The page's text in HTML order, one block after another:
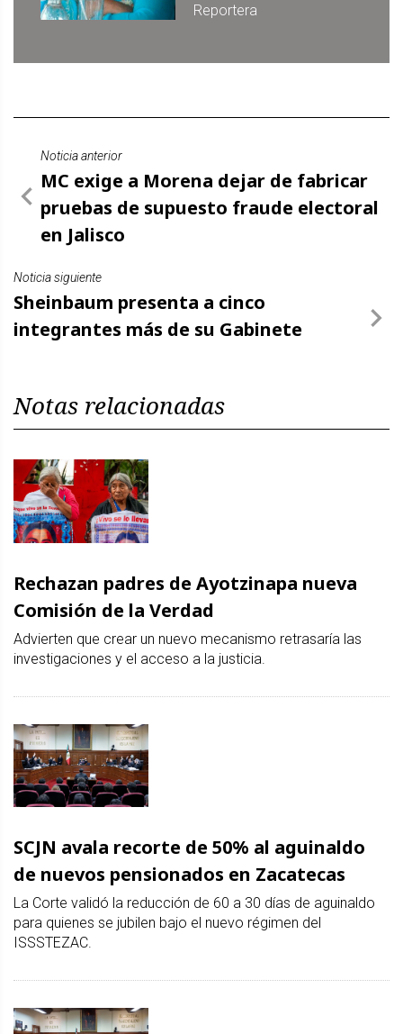
Reportera
Noticia anterior
MC exige a Morena dejar de fabricar
pruebas de supuesto fraude electoral
en Jalisco
Noticia siguiente
Sheinbaum presenta a cinco
integrantes más de su Gabinete
Notas relacionadas
Rechazan padres de Ayotzinapa nueva
Comisión de la Verdad
Advierten que crear un nuevo mecanismo retrasaría las
investigaciones y el acceso a la justicia.
SCJN avala recorte de 50% al aguinaldo
de nuevos pensionados en Zacatecas
La Corte validó la reducción de 60 a 30 días de aguinaldo
para quienes se jubilen bajo el nuevo régimen del
ISSSTEZAC.